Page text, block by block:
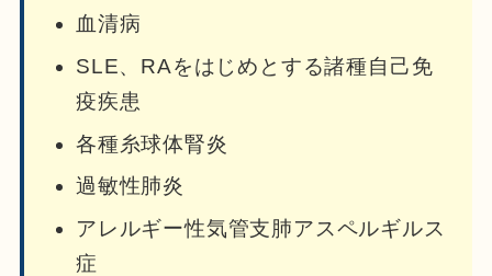
血清病
SLE、RAをはじめとする諸種自己免
疫疾患
各種糸球体腎炎
過敏性肺炎
アレルギー性気管支肺アスペルギルス
症